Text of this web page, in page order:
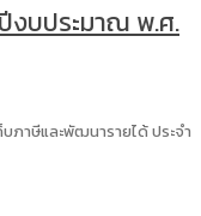
งบประมาณ พ.ศ.
ภาษีและพัฒนารายได้ ประจำ